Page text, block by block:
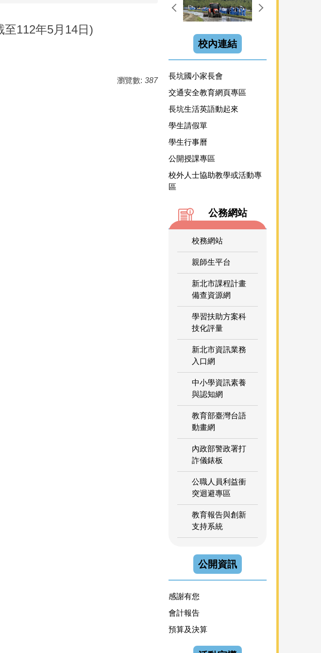
112年5月14日)
瀏覽數: 387
校內連結
長坑國小家長會
交通安全教育網頁專區
長坑生活英語動起來
學生請假單
學生行事曆
公開授課專區
校外人士協助教學或活動專
區
公務網站
校務網站
親師生平台
新北市課程計畫
備查資源網
學習扶助方案科
技化評量
新北市資訊業務
入口網
中小學資訊素養
與認知網
教育部臺灣台語
動畫網
內政部警政署打
詐儀錶板
公職人員利益衝
突迴避專區
教育報告與創新
支持系統
公開資訊
感謝有您
會計報告
預算及決算